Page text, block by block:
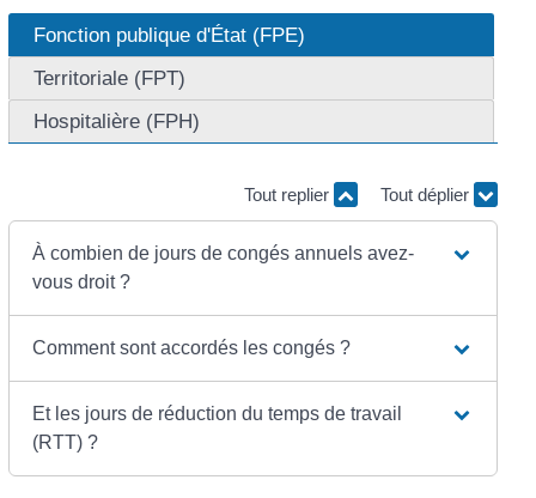
Fonction publique d'État (FPE)
Territoriale (FPT)
Hospitalière (FPH)
Tout replier Tout déplier
À combien de jours de congés annuels avez-
vous droit ?
Comment sont accordés les congés ?
Et les jours de réduction du temps de travail
(RTT) ?